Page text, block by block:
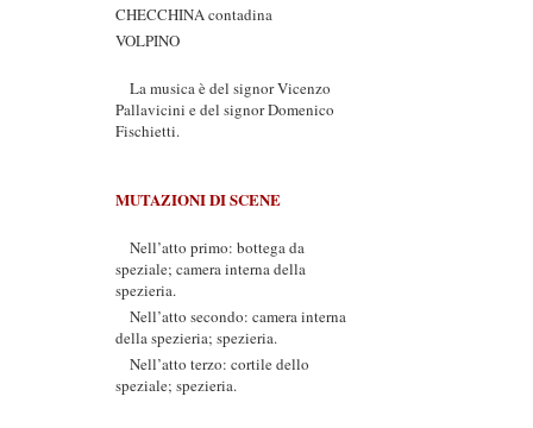
CHECCHINA contadina
VOLPINO
La musica è del signor Vicenzo
Pallavicini e del signor Domenico
Fischietti.
MUTAZIONI DI SCENE
Nell’atto primo: bottega da
speziale; camera interna della
spezieria.
Nell’atto secondo: camera interna
della spezieria; spezieria.
Nell’atto terzo: cortile dello
speziale; spezieria.